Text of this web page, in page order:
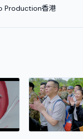
Production香港